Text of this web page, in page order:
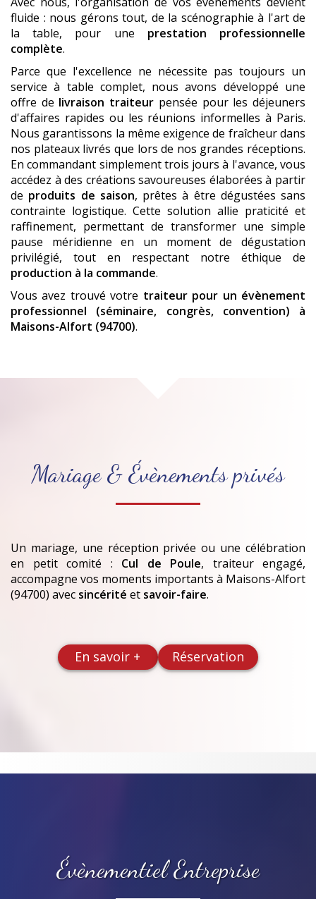
fluide : nous gérons tout, de la scénographie à l'art de
la table, pour une prestation professionnelle
complète.
Parce que l'excellence ne nécessite pas toujours un
service à table complet, nous avons développé une
offre de livraison traiteur pensée pour les déjeuners
d'affaires rapides ou les réunions informelles à Paris.
Nous garantissons la même exigence de fraîcheur dans
nos plateaux livrés que lors de nos grandes réceptions.
En commandant simplement trois jours à l'avance, vous
accédez à des créations savoureuses élaborées à partir
de produits de saison, prêtes à être dégustées sans
contrainte logistique. Cette solution allie praticité et
raffinement, permettant de transformer une simple
pause méridienne en un moment de dégustation
privilégié, tout en respectant notre éthique de
production à la commande.
Vous avez trouvé votre traiteur pour un évènement
professionnel (séminaire, congrès, convention)
à
Maisons-Alfort (94700).
Mariage & Évènements privés
Un mariage, une réception privée ou une célébration
en petit comité : Cul de Poule, traiteur engagé,
accompagne vos moments importants à Maisons-Alfort
(94700) avec sincérité et savoir-faire.
En savoir + Réservation
Évènementiel Entreprise